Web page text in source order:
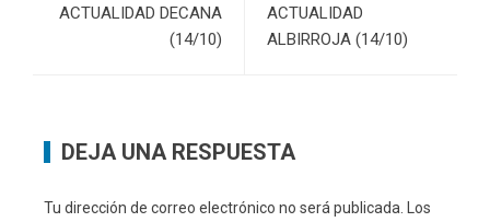
ACTUALIDAD DECANA
(14/10)
ACTUALIDAD
ALBIRROJA (14/10)
DEJA UNA RESPUESTA
Tu dirección de correo electrónico no será publicada. Los